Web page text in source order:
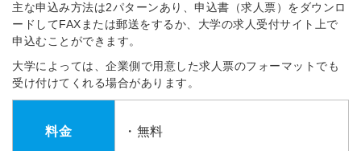
主な申込み方法は2パターンあり、申込書（求人票）をダウンロ
ードしてFAXまたは郵送をするか、大学の求人受付サイト上で
申込むことができます。
大学によっては、企業側で用意した求人票のフォーマットでも
受け付けてくれる場合があります。
料金 ・無料